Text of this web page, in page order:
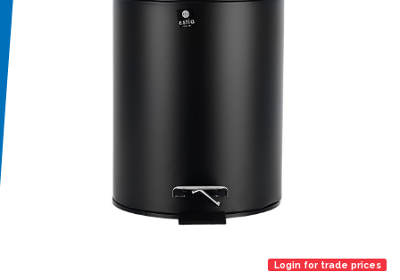
Login for trade prices